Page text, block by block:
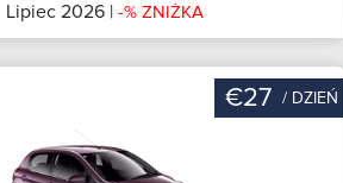
Lipiec 2026 | -% ZNIŻKA
€27 / DZIEŃ